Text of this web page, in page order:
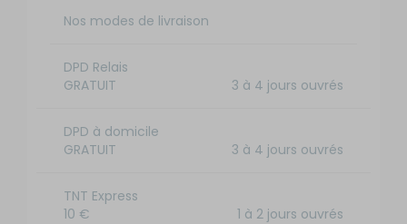
Nos modes de livraison
DPD Relais
GRATUIT
3 à 4 jours ouvrés
DPD à domicile
GRATUIT
3 à 4 jours ouvrés
TNT Express
10 €
1 à 2 jours ouvrés